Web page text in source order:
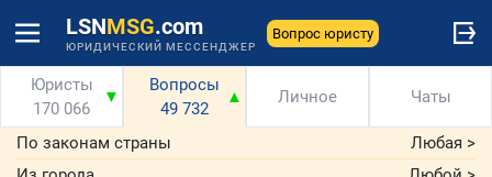
LSNMSG.com
ЮРИДИЧЕСКИЙ МЕССЕНДЖЕР
Вопрос юристу
Юристы
170 066
▼
Вопросы
49 732
▲ Личное Чаты
По законам страны Любая >